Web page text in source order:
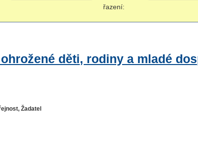
řazení:
děti, rodiny a mladé
Žadatel